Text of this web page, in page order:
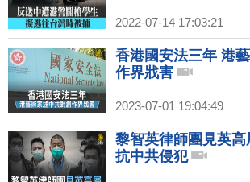
2022-07-14 17:03:21
香港國安法三年 港
作界戕害
2023-07-01 19:04:49
黎智英律師團見英
抗中共侵犯